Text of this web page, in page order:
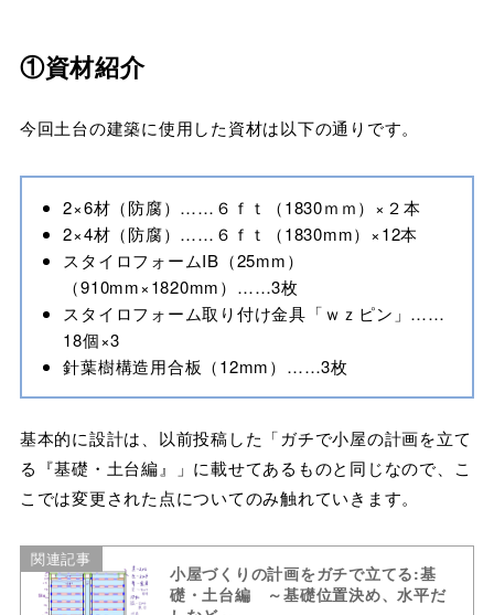
①資材紹介
今回土台の建築に使用した資材は以下の通りです。
2×6材（防腐）……６ｆｔ（1830ｍｍ）×２本
2×4材（防腐）……６ｆｔ（1830mm）×12本
スタイロフォームIB（25mm）
（910mm×1820mm）……3枚
スタイロフォーム取り付け金具「ｗｚピン」……
18個×3
針葉樹構造用合板（12mm）……3枚
基本的に設計は、以前投稿した「ガチで小屋の計画を立て
る『基礎・土台編』」に載せてあるものと同じなので、こ
こでは変更された点についてのみ触れていきます。
関連記事
小屋づくりの計画をガチで立てる:基
礎・土台編 ～基礎位置決め、水平だ